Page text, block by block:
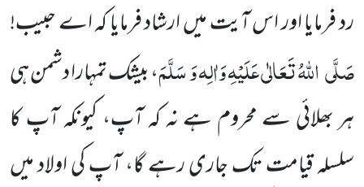
رد فرمایا اور اس آیت میں ارشاد فرمایا کہ اے حبیب!
صَلَّیاللّٰہُ تَعَالٰی عَلَیْہِ وَاٰلِہ وَ سَلَّمَ، بیشک تمہارا دشمن ہی
ہر بھلائی سے محروم ہے نہ کہ آپ، کیونکہ آپ کا
سلسلہ قیامت تک جاری رہے گا، آپ کی اولاد میں